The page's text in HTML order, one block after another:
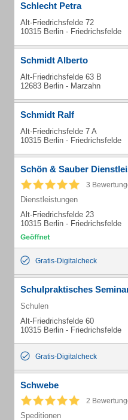
Schlecht Petra
Alt-Friedrichsfelde 72
10315 Berlin - Friedrichsfelde
Schmidt Alberto
Alt-Friedrichsfelde 63 B
12683 Berlin - Marzahn
Schmidt Ralf
Alt-Friedrichsfelde 7 A
10315 Berlin - Friedrichsfelde
Schön & Sauber
3
Dienstleistungen
Alt-Friedrichsfelde 23
10315 Berlin - Friedrichsfelde
Gratis-Digitalcheck
Schulpraktisches
Schulen
Alt-Friedrichsfelde 60
10315 Berlin - Friedrichsfelde
Gratis-Digitalcheck
Schwebe
2
Speditionen